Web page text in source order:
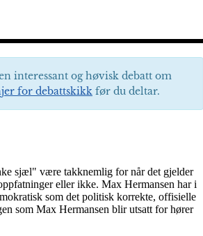
interessant og høvisk debatt om
for debattskikk før du deltar.